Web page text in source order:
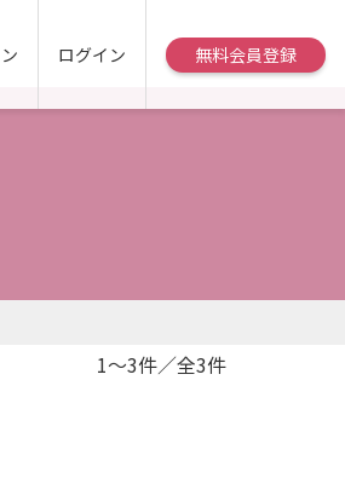
ログイン 無料会員登録
1～3件／全3件